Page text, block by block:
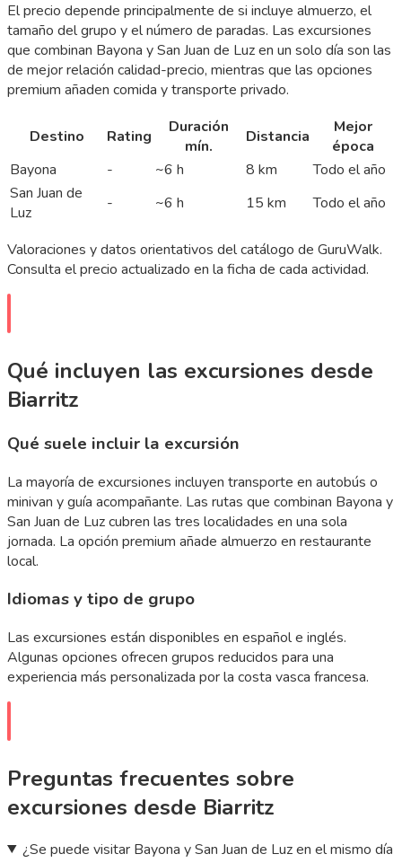
El precio depende principalmente de si incluye almuerzo, el
tamaño del grupo y el número de paradas. Las excursiones
que combinan Bayona y San Juan de Luz en un solo día son las
de mejor relación calidad-precio, mientras que las opciones
premium añaden comida y transporte privado.
Destino Rating
Duración
mín.
Distancia
Mejor
época
Bayona
- ~6 h 8 km
Todo el año
San Juan de
Luz
- ~6 h 15 km Todo el año
Valoraciones y datos orientativos del catálogo de GuruWalk.
Consulta el precio actualizado en la ficha de cada actividad.
Qué incluyen las excursiones desde
Biarritz
Qué suele incluir la excursión
La mayoría de excursiones incluyen transporte en autobús o
minivan y guía acompañante. Las rutas que combinan Bayona y
San Juan de Luz cubren las tres localidades en una sola
jornada. La opción premium añade almuerzo en restaurante
local.
Idiomas y tipo de grupo
Las excursiones están disponibles en español e inglés.
Algunas opciones ofrecen grupos reducidos para una
experiencia más personalizada por la costa vasca francesa.
Preguntas frecuentes sobre
excursiones desde Biarritz
¿Se puede visitar Bayona y San Juan de Luz en el mismo día